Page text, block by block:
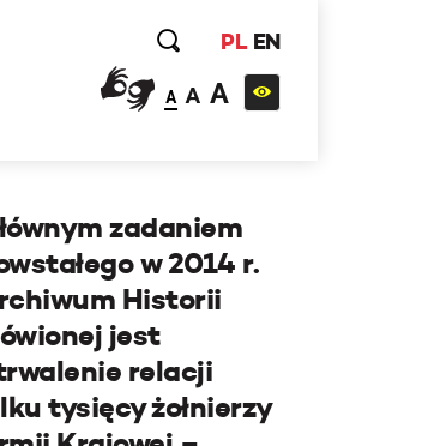
PL EN
A A A
zadaniem
w 2014 r.
Historii
jest
relacji
tysięcy żołnierzy